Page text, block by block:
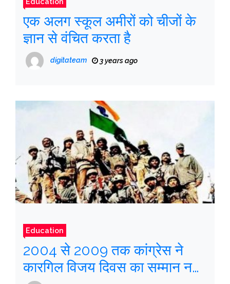
एक अलग स्कूल अमीरों को चीजों के
ज्ञान से वंचित करता है
digitateam 3 years ago
Education
2004 से 2009 तक कांग्रेस ने
कारगिल विजय दिवस का सम्मान नहीं